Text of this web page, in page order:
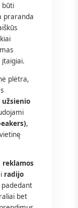
būti
praranda
įtaigiai.
plėtra,
,
reklamos
radijo
padedant
bet